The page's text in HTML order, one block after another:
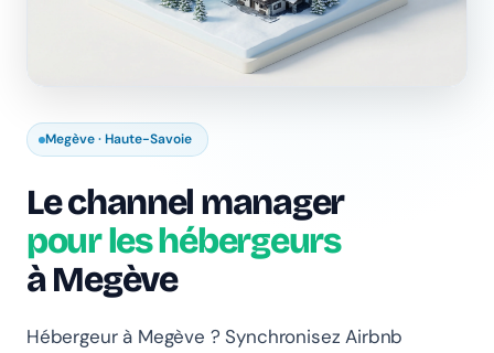
Megève · Haute-Savoie
Le channel manager
pour les hébergeurs
à Megève
Hébergeur à Megève ? Synchronisez Airbnb